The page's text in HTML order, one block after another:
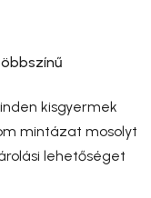
kisgyermek
mintázat mosolyt
lehetőséget